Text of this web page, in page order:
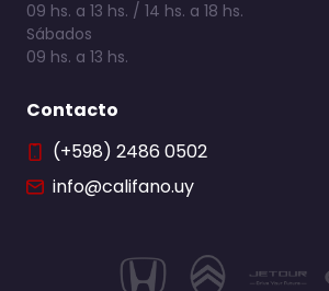
09 hs. a 13 hs. / 14 hs. a 18 hs.
Sábados
09 hs. a 13 hs.
Contacto
(+598) 2486 0502
info@califano.uy